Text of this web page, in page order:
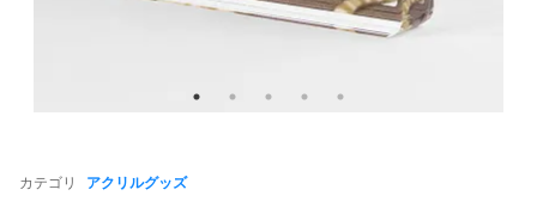
カテゴリ アクリルグッズ